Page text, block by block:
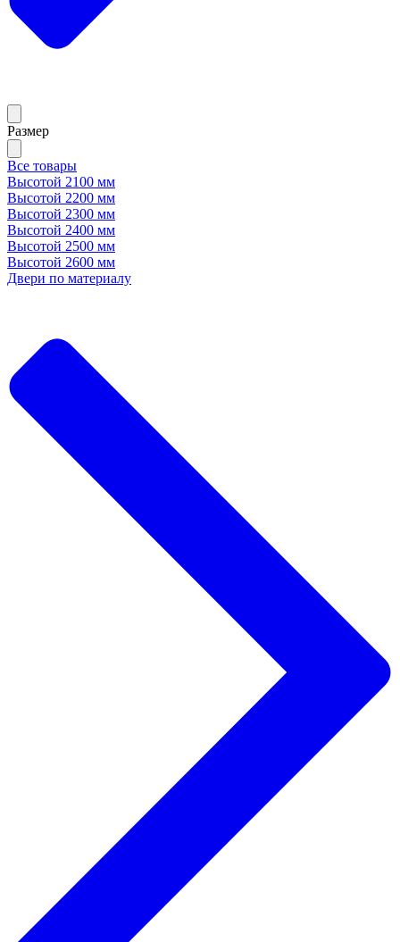
Размер
Все товары
Высотой 2100 мм
Высотой 2200 мм
Высотой 2300 мм
Высотой 2400 мм
Высотой 2500 мм
Высотой 2600 мм
Двери по материалу